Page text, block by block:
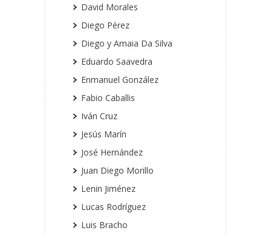
David Morales
Diego Pérez
Diego y Amaia Da Silva
Eduardo Saavedra
Enmanuel González
Fabio Caballis
Iván Cruz
Jesús Marín
José Hernández
Juan Diego Morillo
Lenin Jiménez
Lucas Rodríguez
Luis Bracho